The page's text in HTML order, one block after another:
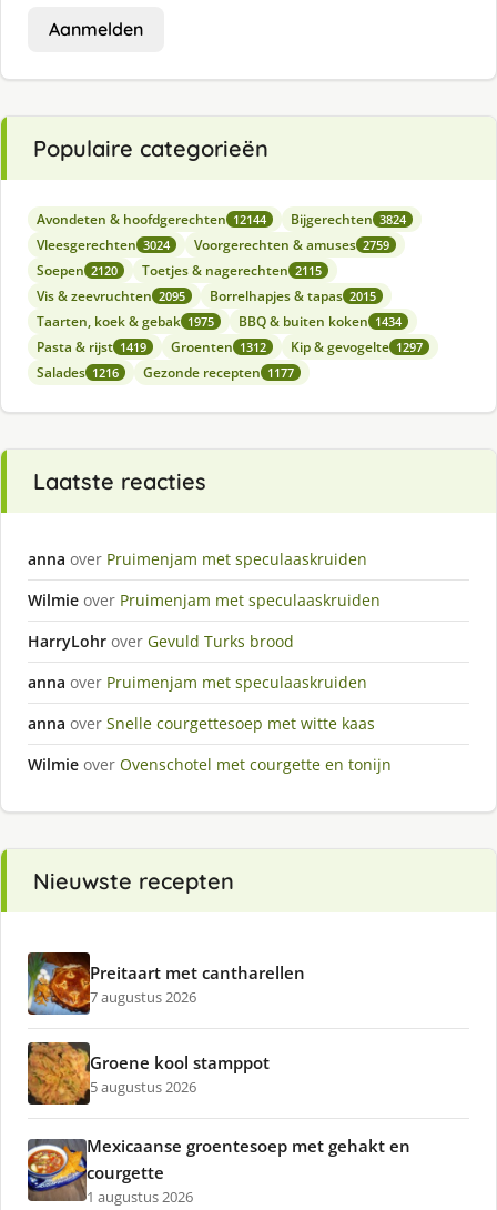
Aanmelden
Populaire categorieën
Avondeten & hoofdgerechten 12144 Bijgerechten 3824
Vleesgerechten 3024 Voorgerechten & amuses 2759
Soepen 2120 Toetjes & nagerechten 2115
Vis & zeevruchten 2095 Borrelhapjes & tapas 2015
Taarten, koek & gebak 1975 BBQ & buiten koken 1434
Pasta & rijst 1419 Groenten 1312 Kip & gevogelte 1297
Salades 1216 Gezonde recepten 1177
Laatste reacties
anna over Pruimenjam met speculaaskruiden
Wilmie over Pruimenjam met speculaaskruiden
HarryLohr over Gevuld Turks brood
anna over Pruimenjam met speculaaskruiden
anna over Snelle courgettesoep met witte kaas
Wilmie over Ovenschotel met courgette en tonijn
Nieuwste recepten
Preitaart met cantharellen
7 augustus 2026
Groene kool stamppot
5 augustus 2026
Mexicaanse groentesoep met gehakt en
courgette
1 augustus 2026